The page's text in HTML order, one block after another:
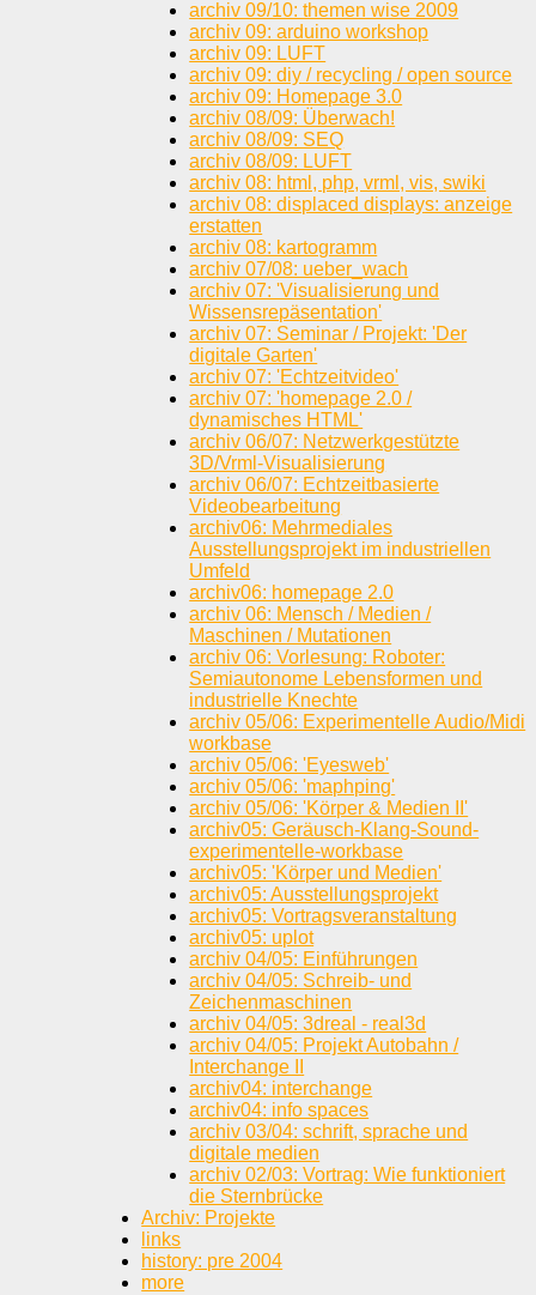
archiv 09/10: themen wise 2009
archiv 09: arduino workshop
archiv 09: LUFT
archiv 09: diy / recycling / open source
archiv 09: Homepage 3.0
archiv 08/09: Überwach!
archiv 08/09: SEQ
archiv 08/09: LUFT
archiv 08: html, php, vrml, vis, swiki
archiv 08: displaced displays: anzeige
erstatten
archiv 08: kartogramm
archiv 07/08: ueber_wach
archiv 07: 'Visualisierung und
Wissensrepäsentation'
archiv 07: Seminar / Projekt: 'Der
digitale Garten'
archiv 07: 'Echtzeitvideo'
archiv 07: 'homepage 2.0 /
dynamisches HTML'
archiv 06/07: Netzwerkgestützte
3D/Vrml-Visualisierung
archiv 06/07: Echtzeitbasierte
Videobearbeitung
archiv06: Mehrmediales
Ausstellungsprojekt im industriellen
Umfeld
archiv06: homepage 2.0
archiv 06: Mensch / Medien /
Maschinen / Mutationen
archiv 06: Vorlesung: Roboter:
Semiautonome Lebensformen und
industrielle Knechte
archiv 05/06: Experimentelle Audio/Midi
workbase
archiv 05/06: 'Eyesweb'
archiv 05/06: 'maphping'
archiv 05/06: 'Körper & Medien II'
archiv05: Geräusch-Klang-Sound-
experimentelle-workbase
archiv05: 'Körper und Medien'
archiv05: Ausstellungsprojekt
archiv05: Vortragsveranstaltung
archiv05: uplot
archiv 04/05: Einführungen
archiv 04/05: Schreib- und
Zeichenmaschinen
archiv 04/05: 3dreal - real3d
archiv 04/05: Projekt Autobahn /
Interchange II
archiv04: interchange
archiv04: info spaces
archiv 03/04: schrift, sprache und
digitale medien
archiv 02/03: Vortrag: Wie funktioniert
die Sternbrücke
Archiv: Projekte
links
history: pre 2004
more